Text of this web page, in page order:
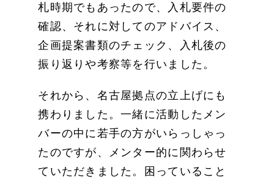
札時期でもあったので、入札要件の
確認、それに対してのアドバイス、
企画提案書類のチェック、入札後の
振り返りや考察等を行いました。
それから、名古屋拠点の立上げにも
携わりました。一緒に活動したメン
バーの中に若手の方がいらっしゃっ
たのですが、メンター的に関わらせ
ていただきました。困っていること